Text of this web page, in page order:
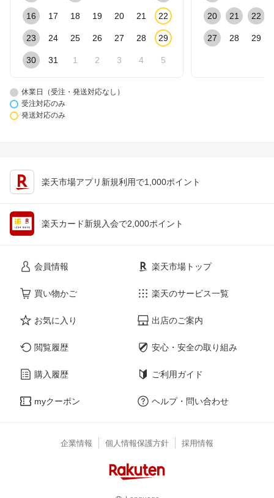
16 17 18 19 20 21 22
23 24 25 26 27 28 29
30 31 1 2 3 4 5
20 21 22
27 28 29
休業日（受注・発送対応なし）
受注対応のみ
発送対応のみ
楽天市場アプリ新規利用で1,000ポイント
楽天カード新規入会で2,000ポイント
会員情報
買い物かご
お気に入り
閲覧履歴
購入履歴
myクーポン
楽天市場トップ
楽天のサービス一覧
出店のご案内
安心・安全の取り組み
ご利用ガイド
ヘルプ・問い合わせ
企業情報 個人情報保護方針 採用情報